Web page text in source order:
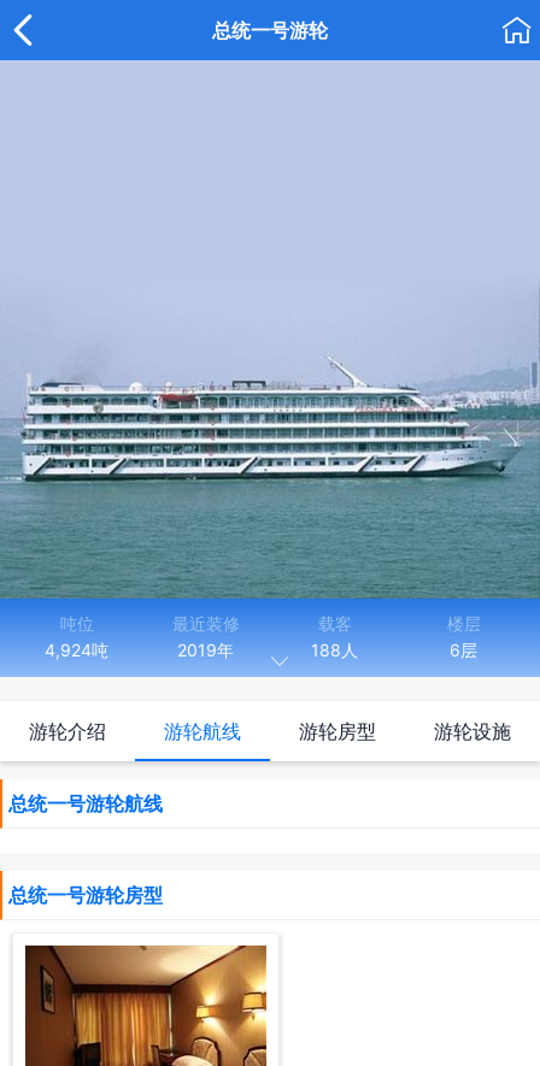
 总统一号游轮 
吨位
4,924吨
最近装修
2019年
载客
188人
楼层
6层
总统1号游轮是长江上公共区域面积较大的跨世纪游船，长江涉外
式，是长江上三峡游船公共面积最大，公共设施最齐全的游轮之

游轮介绍 游轮航线 游轮房型 游轮设施
总统一号游轮航线
总统一号游轮房型